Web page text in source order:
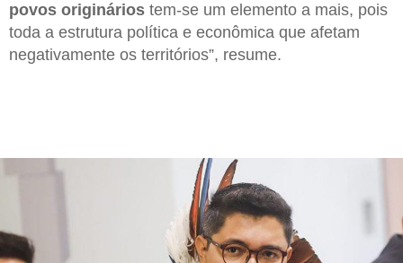
povos originários tem-se um elemento a mais, pois
toda a estrutura política e econômica que afetam
negativamente os territórios”, resume.